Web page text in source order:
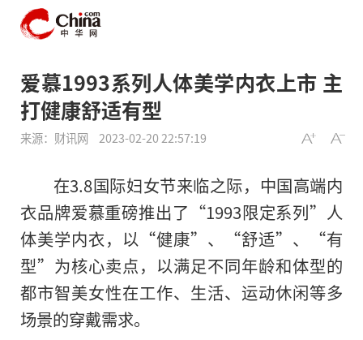
爱慕1993系列人体美学内衣上市 主
打健康舒适有型
来源：财讯网 2023-02-20 22:57:19
在3.8国际妇女节来临之际，中国高端内
衣品牌爱慕重磅推出了“1993限定系列”人
体美学内衣，以“健康”、“舒适”、“有
型”为核心卖点，以满足不同年龄和体型的
都市智美女性在工作、生活、运动休闲等多
场景的穿戴需求。